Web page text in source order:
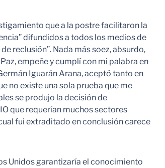
que a la postre facilitaron la
difundidos a todos los medios de
reclusión”. Nada más soez, absurdo,
empeñe y cumplí con mi palabra en
Iguarán Arana, aceptó tanto en
no existe una sola prueba que me
se produjo la decisión de
que requerían muchos sectores
fui extraditado en conclusión carece
Unidos garantizaría el conocimiento